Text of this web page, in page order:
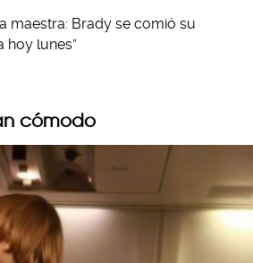
maestra: Brady se comió su
hoy lunes”
cómodo